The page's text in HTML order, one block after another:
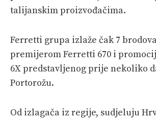
talijanskim proizvođačima.
Ferretti grupa izlaže čak 7
premijerom Ferretti 670 i
6X predstavljenog prije nekoliko
Portorožu.
Od izlagača iz regije, sudjeluju